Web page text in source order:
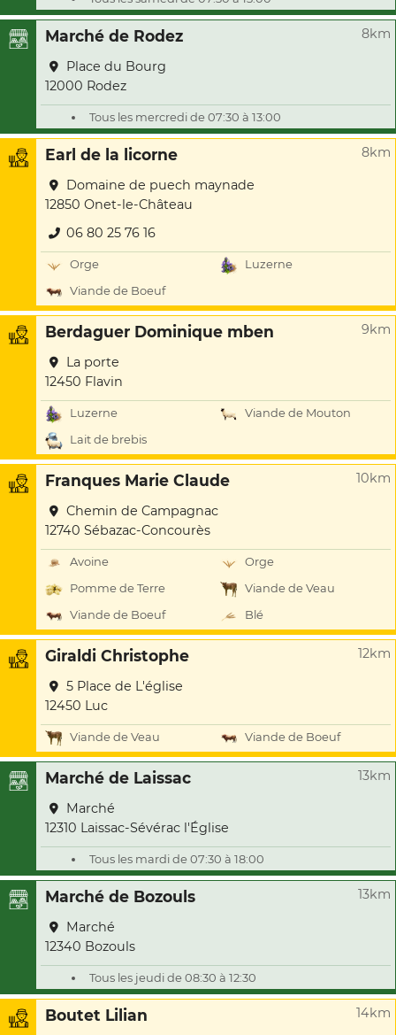
Marché de Rodez 8km
Place du Bourg
12000 Rodez
Tous les mercredi de 07:30 à 13:00
Earl de la licorne 8km
Domaine de puech maynade
12850 Onet-le-Château
06 80 25 76 16
Orge
Luzerne
Viande de Boeuf
Berdaguer Dominique mben 9km
La porte
12450 Flavin
Luzerne
Viande de Mouton
Lait de brebis
Franques Marie Claude 10km
Chemin de Campagnac
12740 Sébazac-Concourès
Avoine
Orge
Pomme de Terre
Viande de Veau
Viande de Boeuf
Blé
Giraldi Christophe 12km
5 Place de L'église
12450 Luc
Viande de Veau Viande de Boeuf
Marché de Laissac 13km
Marché
12310 Laissac-Sévérac l'Église
Tous les mardi de 07:30 à 18:00
Marché de Bozouls 13km
Marché
12340 Bozouls
Tous les jeudi de 08:30 à 12:30
Boutet Lilian 14km